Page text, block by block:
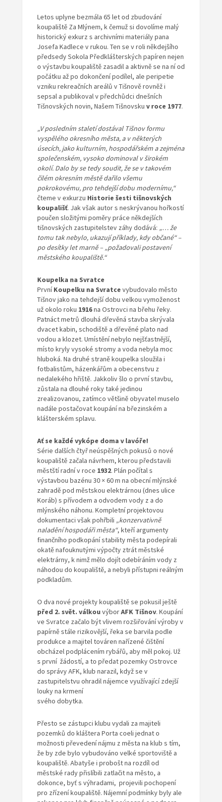
Letos uplyne bezmála 65 let od zbudování
koupaliště Za Mlýnem, k čemuž si dovolíme malý
historický exkurz s archivními materiály pana
Josefa Kadlece v rukou. Ten se v roli někdejšího
předsedy Sokola Předklášterských papíren nejen
o výstavbu koupaliště zasadil a aktivně se na ní od
počátku až po dokončení podílel, ale peripetie
vzniku rekreačních areálů v Tišnově rovněž i
sepsal a publikoval v předchůdci dnešních
Tišnovských novin, Našem Tišnovsku v roce 1977.
„V posledním staletí dostával Tišnov formu
vyspělého okresního města, a v některých
úsecích, jako kulturním, hospodářském a zejména
společenském, vysoko dominoval v širokém
okolí. Dalo by se tedy soudit, že se v takovém
čilém okresním městě dařilo všemu
pokrokovému, pro tehdejší dobu modernímu,“
čteme v exkurzu Historie šesti tišnovských
koupališť. Jak však autor s neskrývanou hořkostí
poučen složitými poměry práce někdejších
tišnovských zastupitelstev záhy dodává: „… že
tomu tak nebylo, ukazují příklady, kdy občané“ –
po desítky let marně – „požadovali postavení
městského koupaliště.“
Koupelka na Svratce
PrvníKoupelku na Svratce vybudovalo město
Tišnov jako na tehdejší dobu velkou vymoženost
už okolo roku 1916na Ostrovci na břehu řeky.
Patnáct metrů dlouhá dřevěná stavba skrývala
dvacet kabin, schodiště a dřevěné plato nad
vodou a klozet. Umístění nebylo nejšťastnější,
místo kryly vysoké stromy a voda nebyla moc
hluboká. Na druhé straně koupelka sloužila i
fotbalistům, házenkářům a obecenstvu z
nedalekého hřiště. Jakkoliv šlo o první stavbu,
zůstala na dlouhé roky také jedinou
zrealizovanou, zatímco většině obyvatel muselo
nadále postačovat koupání na březinském a
klášterském splavu.
Ať se každé vykópe doma v lavóře!
Série dalších čtyř neúspěšných pokusů o nové
koupaliště začala návrhem, kterou představili
městští radní v roce 1932. Plán počítal s
výstavbou bazénu 30 × 60 m na obecní mlýnské
zahradě pod městskou elektrárnou (dnes ulice
Koráb) s přívodem a odvodem vody z a do
mlýnského náhonu. Kompletní projektovou
dokumentaci však pohřbili „konzervativně
naladění hospodáři města“, kteří argumenty
finančního podkopání stability města podepírali
okatě nafouknutými výpočty ztrát městské
elektrárny, k nimž mělo dojít odebíráním vody z
náhodou do koupaliště, a nebyli přístupni reálným
podkladům.
O dva nové projekty koupaliště se pokusil ještě
před 2. svět. válkou výborAFK Tišnov. Koupání
ve Svratce začalo být vlivem rozšiřování výroby v
papírně stále rizikovější, řeka se barvila podle
produkce a majitel továren nařízené čištění
obcházel podplácením rybářů, aby měl pokoj. Už
s první žádostí, a to předat pozemky Ostrovce
do správy AFK, klub narazil, když se v
zastupitelstvu ohradil nájemce využívající zdejší
louky na krmení
svého dobytka.
Přesto se zástupci klubu vydali za majiteli
pozemků do kláštera Porta coeli jednat o
možnosti převedení nájmu z města na klub s tím,
že by zde bylo vybudováno velké sportoviště a
koupaliště. Abatyše i probošt na rozdíl od
městské rady přislíbili zatlačit na město, a
dokonce, byť s výhradami, projevili pochopení
pro zřízení koupaliště. Nájemní podmínky byly ale